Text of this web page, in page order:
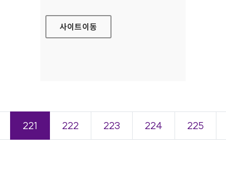
사이트이동
221 222 223 224 225